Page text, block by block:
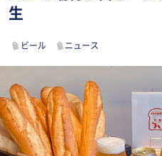
生
ビール ニュース